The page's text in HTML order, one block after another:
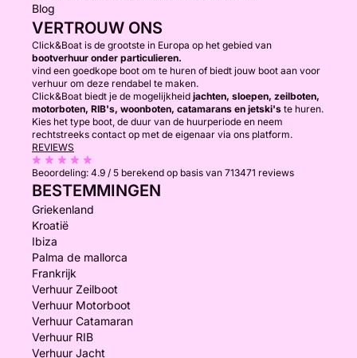
Blog
VERTROUW ONS
Click&Boat is de grootste in Europa op het gebied van
bootverhuur onder particulieren.
vind een goedkope boot om te huren of biedt jouw boot aan voor
verhuur om deze rendabel te maken.
Click&Boat biedt je de mogelijkheid jachten, sloepen, zeilboten,
motorboten, RIB's, woonboten, catamarans en jetski's te huren.
Kies het type boot, de duur van de huurperiode en neem
rechtstreeks contact op met de eigenaar via ons platform.
REVIEWS
Beoordeling: 4.9 / 5 berekend op basis van 713471 reviews
BESTEMMINGEN
Griekenland
Kroatië
Ibiza
Palma de mallorca
Frankrijk
Verhuur Zeilboot
Verhuur Motorboot
Verhuur Catamaran
Verhuur RIB
Verhuur Jacht